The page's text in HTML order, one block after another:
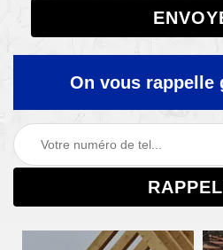
On vous rappelle